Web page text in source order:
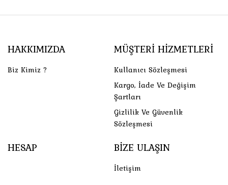
HAKKIMIZDA
Biz Kimiz ?
MÜŞTERI HIZMETLERI
Kullanıcı Sözleşmesi
Kargo, İade Ve Değişim
Şartları
Gizlilik Ve Güvenlik
Sözleşmesi
HESAP BIZE ULAŞIN
İletişim